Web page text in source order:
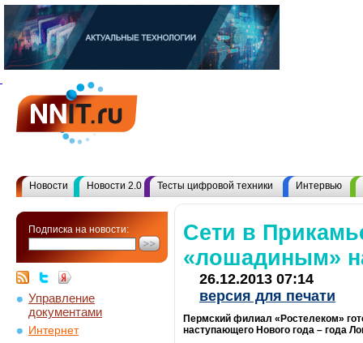
Новости Новости 2.0 Тесты цифровой техники Интервью
Подписка на новости:
Управление
документами
Интернет
Сети в
«лошадиным»
26.12.2013 07:14
версия для печати
Пермский филиал «Ростелеком»
наступающего Нового года – года